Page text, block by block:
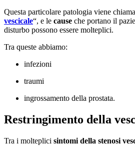
Questa particolare patologia viene
vescicale“, e le cause che portano il
disturbo possono essere molteplici.
Tra queste abbiamo:
infezioni
traumi
ingrossamento della prostata.
Restringimento della
Tra i molteplici sintomi della stenosi